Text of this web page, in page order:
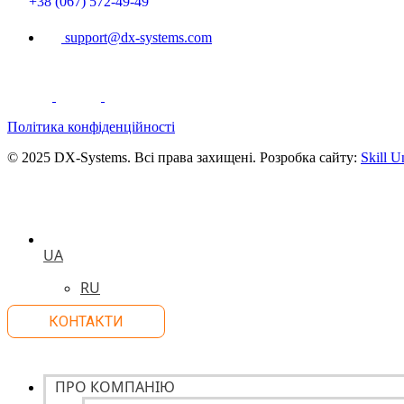
support@dx-systems.com
Політика конфіденційності
© 2025 DX-Systems. Всі права захищені. Розробка сайту: Skill
UA
RU
КОНТАКТИ
ПРО КОМПАНІЮ